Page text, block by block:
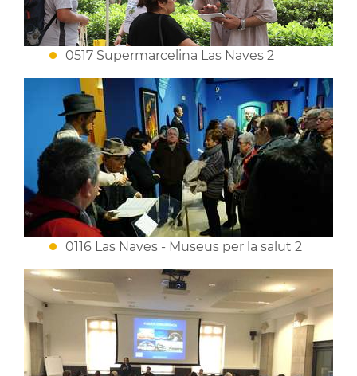
0517 Supermarcelina Las Naves 2
0116 Las Naves - Museus per la salut 2